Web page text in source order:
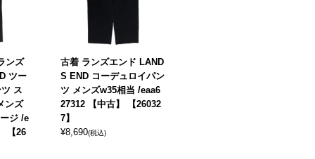
ンズ
ツー
ス
ンズ
ジ /e
【26
古着 ランズエンド LAND
S END コーデュロイパン
ツ メンズw35相当 /eaa6
27312 【中古】 【26032
7】
¥8,690(税込)